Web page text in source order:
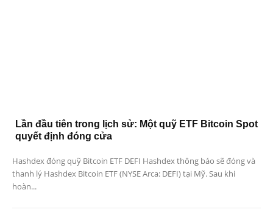
Lần đầu tiên trong lịch sử: Một quỹ ETF Bitcoin Spot
quyết định đóng cửa
Hashdex đóng quỹ Bitcoin ETF DEFI Hashdex thông báo sẽ đóng và
thanh lý Hashdex Bitcoin ETF (NYSE Arca: DEFI) tại Mỹ. Sau khi
hoàn...